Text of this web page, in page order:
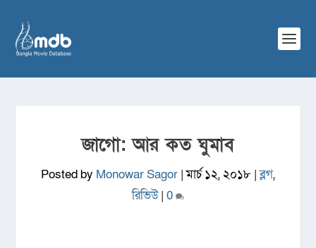
জাগো: আর কত ঘুমাব
Posted by Monowar Sagor |মার্চ ১২, ২০১৮ |ব্লগ,
রিভিউ| 0